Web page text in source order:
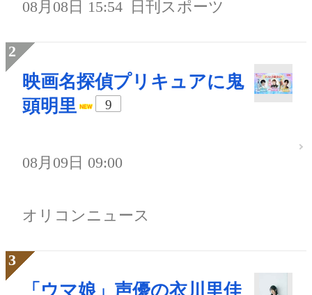
08月08日 15:54 日刊スポーツ
映画名探偵プリキュアに鬼
頭明里
9
08月09日 09:00
オリコンニュース
「ウマ娘」声優の衣川里佳